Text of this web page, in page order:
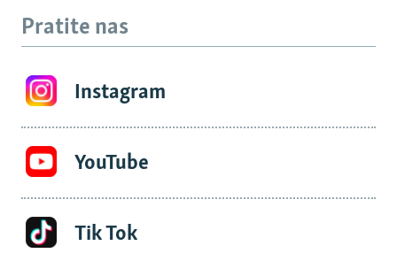
Pratite nas
Instagram
YouTube
Tik Tok